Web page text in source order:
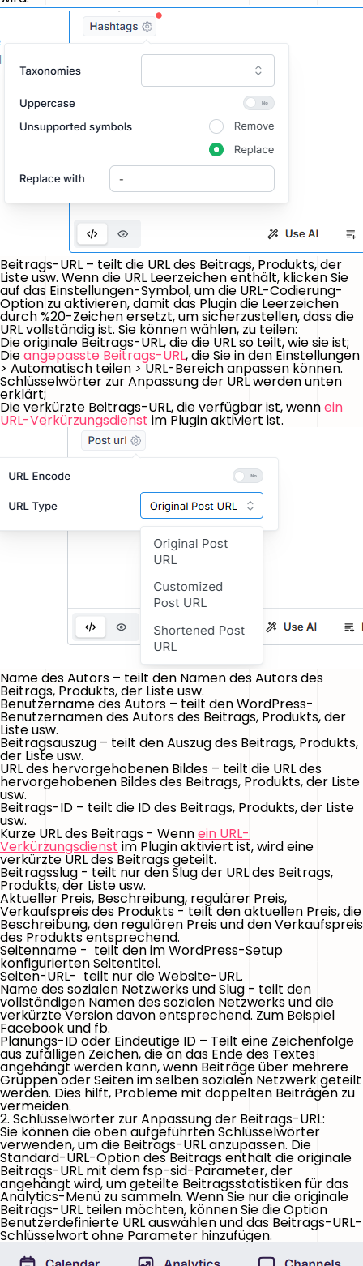
Beitrags-URL – teilt die URL des Beitrags, Produkts, der
Liste usw. Wenn die URL Leerzeichen enthält, klicken Sie
auf das Einstellungen-Symbol, um die URL-Codierung-
Option zu aktivieren, damit das Plugin die Leerzeichen
durch%20-Zeichen ersetzt, um sicherzustellen, dass die
URL vollständig ist. Sie können wählen, zu teilen:
Die originale Beitrags-URL, die die URL so teilt, wie sie ist;
Dieangepasste Beitrags-URL, die Sie in den Einstellungen
> Automatisch teilen > URL-Bereich anpassen können.
Schlüsselwörter zur Anpassung der URL werden unten
erklärt;
Die verkürzte Beitrags-URL, die verfügbar ist, wennein
URL-Verkürzungsdienst im Plugin aktiviert ist.
Name des Autors – teilt den Namen des Autors des
Beitrags, Produkts, der Liste usw.
Benutzername des Autors – teilt den WordPress-
Benutzernamen des Autors des Beitrags, Produkts, der
Liste usw.
Beitragsauszug – teilt den Auszug des Beitrags, Produkts,
der Liste usw.
URL des hervorgehobenen Bildes – teilt die URL des
hervorgehobenen Bildes des Beitrags, Produkts, der Liste
usw.
Beitrags-ID – teilt die ID des Beitrags, Produkts, der Liste
usw.
Kurze URL des Beitrags - Wennein URL-
Verkürzungsdienst im Plugin aktiviert ist, wird eine
verkürzte URL des Beitrags geteilt.
Beitragsslug - teilt nur den Slug der URL des Beitrags,
Produkts, der Liste usw.
Aktueller Preis, Beschreibung, regulärer Preis,
Verkaufspreis des Produkts- teilt den aktuellen Preis, die
Beschreibung, den regulären Preis und den Verkaufspreis
des Produkts entsprechend.
Seitenname - teilt den im WordPress-Setup
konfigurierten Seitentitel.
Seiten-URL- teilt nur die Website-URL.
Name des sozialen NetzwerksundSlug - teilt den
vollständigen Namen des sozialen Netzwerks und die
verkürzte Version davon entsprechend. Zum Beispiel
Facebook und fb.
Planungs-IDoder Eindeutige ID – Teilt eine Zeichenfolge
aus zufälligen Zeichen, die an das Ende des Textes
angehängt werden kann, wenn Beiträge über mehrere
Gruppen oder Seiten im selben sozialen Netzwerk geteilt
werden. Dies hilft, Probleme mit doppelten Beiträgen zu
vermeiden.
2. Schlüsselwörter zur Anpassung der Beitrags-URL:
Sie können die oben aufgeführten Schlüsselwörter
verwenden, um die Beitrags-URL anzupassen. Die
Standard-URL-Option des Beitrags enthält die originale
Beitrags-URL mit dem fsp-sid-Parameter, der
angehängt wird, um geteilte Beitragsstatistiken für das
Analytics-Menü zu sammeln. Wenn Sie nur die originale
Beitrags-URL teilen möchten, können Sie die Option
Benutzerdefinierte URL auswählen und das Beitrags-URL-
Schlüsselwort ohne Parameter hinzufügen.